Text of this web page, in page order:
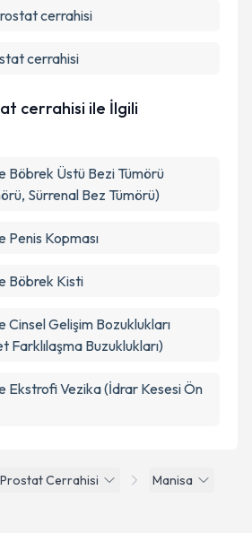
Cerrahisi
Manisa
cerrahisi
cerrahisi
cerrahisi ile İlgili
Böbrek Üstü Bezi Tümörü
Sürrenal Bez Tümörü)
Penis Kopması
Böbrek Kisti
Cinsel Gelişim Bozuklukları
Farklılaşma Buzuklukları)
Ekstrofi Vezika (İdrar Kesesi Ön